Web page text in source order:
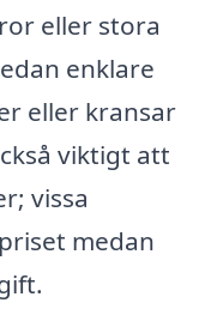
eller stora
enklare
eller kransar
viktigt att
vissa
medan